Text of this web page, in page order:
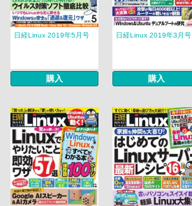
日経Linux 2019年5月号
購入
日経Linux 2019年3月号
購入